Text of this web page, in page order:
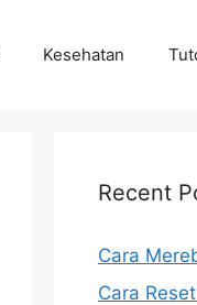
Kesehatan
Recent
Cara
Cara